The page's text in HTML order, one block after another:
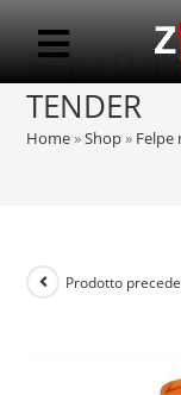
Felpa
TENDER
Home»Shop» Felpe
Prodotto